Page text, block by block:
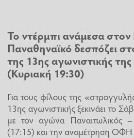
Το ντέρμπι ανάμεσα
Παναθηναϊκό δεσπόζει
της 13ης αγωνιστικής της
(Κυριακή 19:30)
Για τους φίλους της
13ης αγωνιστικής ξεκινάει το
με τον αγώνα Παναιτωλικός
(17:15) και την αναμέτρηση